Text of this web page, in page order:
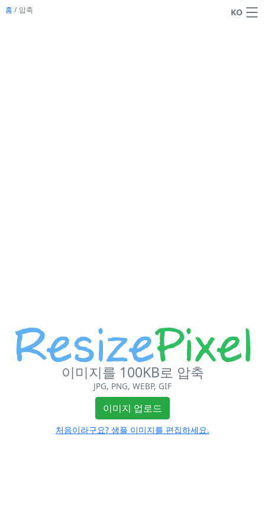
홈 / 압축 KO
이미지를 100KB로 압축
JPG, PNG, WEBP, GIF
이미지 업로드
처음이라구요? 샘플 이미지를 편집하세요.